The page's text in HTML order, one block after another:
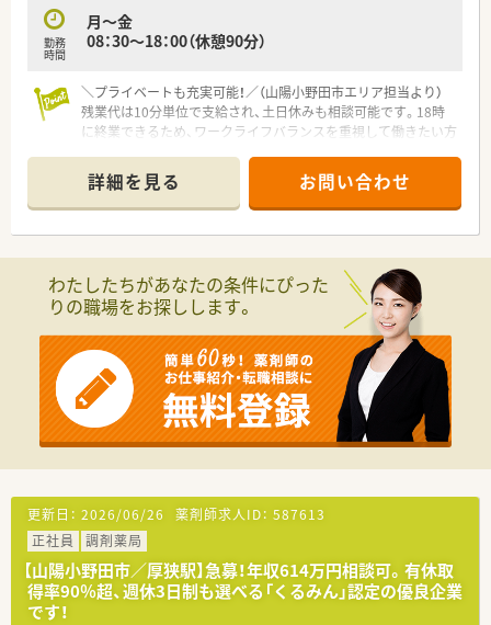
織としてクリーンな労務管理を徹底しています。
【想定される業務内容】
ケアに直結する在宅医療業務全般を担当します。
■個人在宅13名、および30床の施設1箇所を対象に、社用車を使
用して調剤薬のセットや訪問管理指導を行います。
スケジュール管理を丁寧かつ正確に遂行します。
勤務
時間
月～金
08：30～18：00（休憩90分）
＼プライベートも充実可能！／（山陽小野田市エリア担当より）
残業代は10分単位で支給され、土日休みも相談可能です。18時
に終業できるため、ワークライフバランスを重視して働きたい方
【店舗情報と応需状況について】
■南中川駅より徒歩9分の好立地で、近隣にある総合病院から多
岐にわたる科目の処方箋を1日平均40枚程度応需しています。
き、薬剤師として総合的な知識を深めることが可能な環境です。
■地域でも珍しいドライブスルー調剤を導入しており、多様な患
者様のニーズに対応しながら効率的な業務を実践している店舗
【募集背景と求める人物像について】
■現在活躍中の正社員が海外留学へ出発するための欠員募集と
なっており、長期間にわたってチームに貢献できる方を求めてい
ます。
■総合病院門前という環境で、新しい知識を習得する意欲があ
り、周囲のスタッフと協力しながら働ける協調性のある方を歓迎
■年齢層としては30代から40代を想定しており、現場をリード
しながら地域医療の一翼を担ってくださる方を募集しておりま
す。
【法人特徴について】
■山陽小野田市や宇部市を中心に店舗展開を行っている法人で、
詳細を見る お問い合わせ
わたしたちがあなたの条件にぴった
りの職場をお探しします。
更新日： 2026/06/26 薬剤師求人ID： 587613
正社員
調剤薬局
【山陽小野田市／厚狭駅】急募！年収614万円相談可。有休取
得率90％超、週休3日制も選べる「くるみん」認定の優良企業
です！